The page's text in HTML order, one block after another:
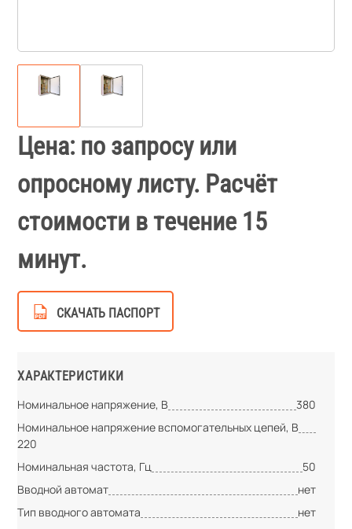
Цена: по запросу или
опросному листу. Расчёт
стоимости в течение 15
минут.
СКАЧАТЬ ПАСПОРТ
ХАРАКТЕРИСТИКИ
Номинальное напряжение, В
380
Номинальное напряжение вспомогательных цепей, В
220
Номинальная частота, Гц
50
Вводной автомат
нет
Тип вводного автомата
нет